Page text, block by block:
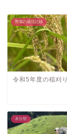
野菜の栽培記録
令和5年度の稲刈り
未分類